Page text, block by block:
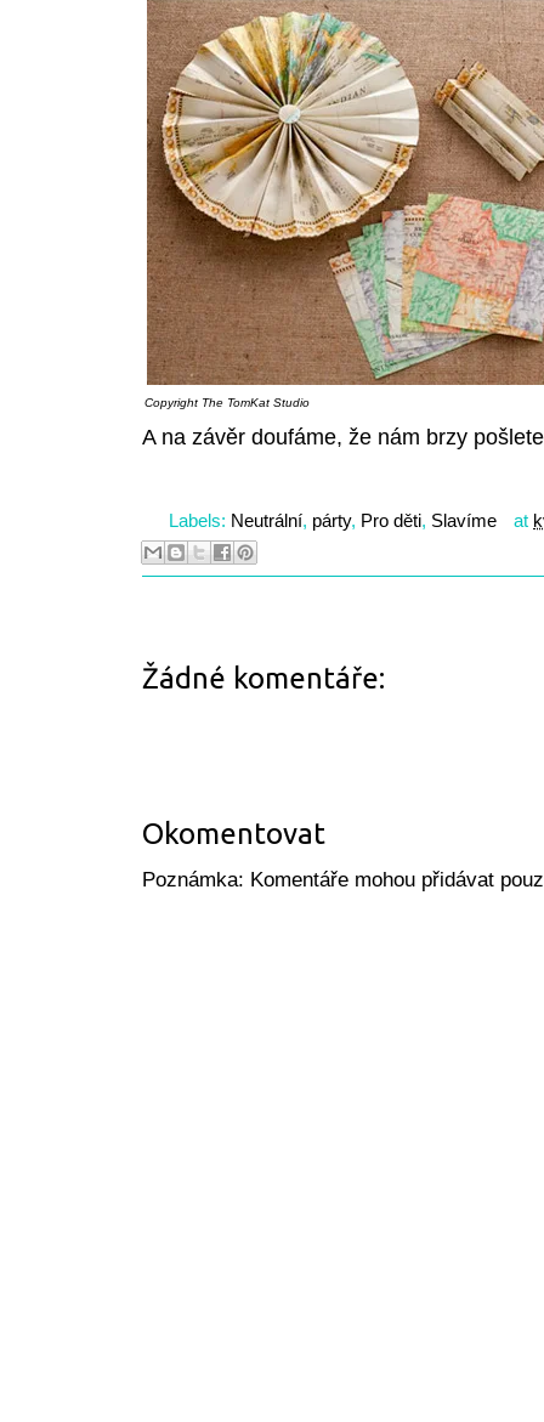
Copyright The TomKat Studio
A na závěr doufáme, že nám brzy
Labels: Neutrální, párty, Pro děti, Slavíme at
Žádné komentáře:
Okomentovat
Poznámka: Komentáře mohou přidávat